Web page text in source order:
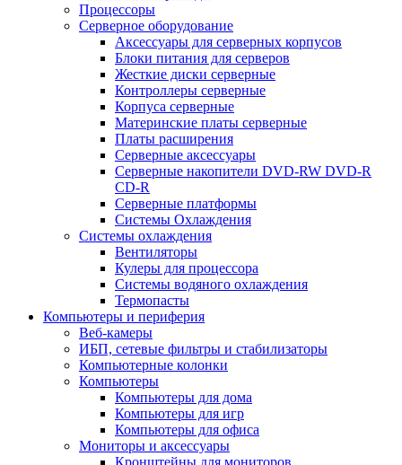
Процессоры
Серверное оборудование
Аксессуары для серверных корпусов
Блоки питания для серверов
Жесткие диски серверные
Контроллеры серверные
Корпуса серверные
Материнские платы серверные
Платы расширения
Серверные аксессуары
Серверные накопители DVD-RW DVD-R
CD-R
Серверные платформы
Системы Охлаждения
Системы охлаждения
Вентиляторы
Кулеры для процессора
Системы водяного охлаждения
Термопасты
Компьютеры и периферия
Веб-камеры
ИБП, сетевые фильтры и стабилизаторы
Компьютерные колонки
Компьютеры
Компьютеры для дома
Компьютеры для игр
Компьютеры для офиса
Мониторы и аксессуары
Кронштейны для мониторов